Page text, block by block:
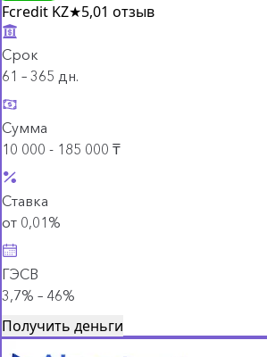
Fcredit KZ★5,01 отзыв
Срок
61 – 365 дн.
Сумма
10 000 - 185 000 ₸
Ставка
от 0,01%
ГЭСВ
3,7% – 46%
Получить деньги